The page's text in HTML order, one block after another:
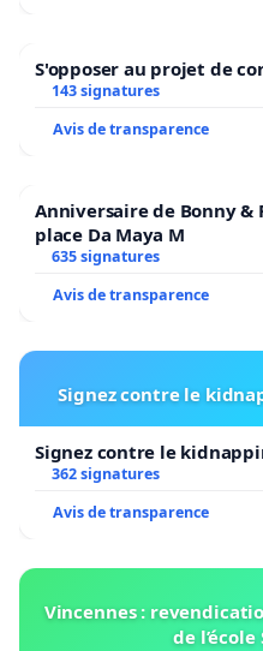
Aménager des lieux
á Sclessin et Coronmeuse.
Rétablir et Renforcer les
périphériques
Consulter les Usagers :
S'opposer au projet de
143 signatures
Avis de transparence
Anniversaire de Bonny
place Da Maya M
635 signatures
Avis de transparence
Signez contre le
Signez contre le
362 signatures
Avis de transparence
Vincennes :
de